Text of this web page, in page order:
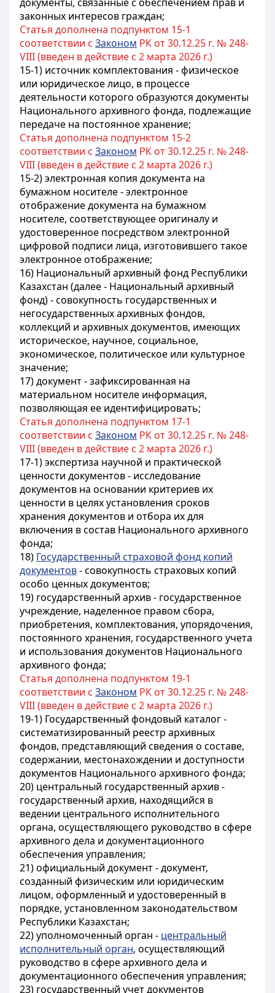
законных интересов граждан;
Статья дополнена подпунктом 15-1
соответствии с Законом РК от 30.12.25 г. № 248-
VIII (введен в действие с 2 марта 2026 г.)
15-1) источник комплектования - физическое
или юридическое лицо, в процессе
деятельности которого образуются документы
Национального архивного фонда, подлежащие
передаче на постоянное хранение;
Статья дополнена подпунктом 15-2
соответствии с Законом РК от 30.12.25 г. № 248-
VIII (введен в действие с 2 марта 2026 г.)
15-2) электронная копия документа на
бумажном носителе - электронное
отображение документа на бумажном
носителе, соответствующее оригиналу и
удостоверенное посредством электронной
цифровой подписи лица, изготовившего такое
электронное отображение;
16) Национальный архивный фонд Республики
Казахстан (далее - Национальный архивный
фонд) - совокупность государственных и
негосударственных архивных фондов,
коллекций и архивных документов, имеющих
историческое, научное, социальное,
экономическое, политическое или культурное
значение;
17) документ - зафиксированная на
материальном носителе информация,
позволяющая ее идентифицировать;
Статья дополнена подпунктом 17-1
соответствии с Законом РК от 30.12.25 г. № 248-
VIII (введен в действие с 2 марта 2026 г.)
17-1) экспертиза научной и практической
ценности документов - исследование
документов на основании критериев их
ценности в целях установления сроков
хранения документов и отбора их для
включения в состав Национального архивного
фонда;
18) Государственный страховой фонд копий
документов- совокупность страховых копий
особо ценных документов;
19) государственный архив - государственное
учреждение, наделенное правом сбора,
приобретения, комплектования, упорядочения,
постоянного хранения, государственного учета
и использования документов Национального
архивного фонда;
Статья дополнена подпунктом 19-1
соответствии с Законом РК от 30.12.25 г. № 248-
VIII (введен в действие с 2 марта 2026 г.)
19-1) Государственный фондовый каталог -
систематизированный реестр архивных
фондов, представляющий сведения о составе,
содержании, местонахождении и доступности
документов Национального архивного фонда;
20) центральный государственный архив -
государственный архив, находящийся в
ведении центрального исполнительного
органа, осуществляющего руководство в сфере
архивного дела и документационного
обеспечения управления;
21) официальный документ - документ,
созданный физическим или юридическим
лицом, оформленный и удостоверенный в
порядке, установленном законодательством
Республики Казахстан;
22) уполномоченный орган - центральный
исполнительный орган, осуществляющий
руководство в сфере архивного дела и
документационного обеспечения управления;
23) государственный учет документов